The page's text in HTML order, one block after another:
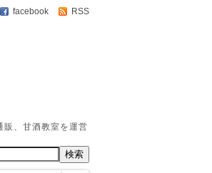
facebook RSS
販、甘酒教室を運営